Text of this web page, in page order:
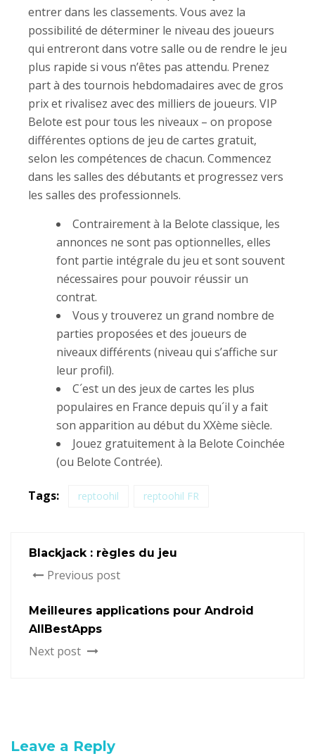
entrer dans les classements. Vous avez la
possibilité de déterminer le niveau des joueurs
qui entreront dans votre salle ou de rendre le jeu
plus rapide si vous n’êtes pas attendu. Prenez
part à des tournois hebdomadaires avec de gros
prix et rivalisez avec des milliers de joueurs. VIP
Belote est pour tous les niveaux – on propose
différentes options de jeu de cartes gratuit,
selon les compétences de chacun. Commencez
dans les salles des débutants et progressez vers
les salles des professionnels.
Contrairement à la Belote classique, les
annonces ne sont pas optionnelles, elles
font partie intégrale du jeu et sont souvent
nécessaires pour pouvoir réussir un
contrat.
Vous y trouverez un grand nombre de
parties proposées et des joueurs de
niveaux différents (niveau qui s’affiche sur
leur profil).
C´est un des jeux de cartes les plus
populaires en France depuis qu´il y a fait
son apparition au début du XXème siècle.
Jouez gratuitement à la Belote Coinchée
(ou Belote Contrée).
Tags: reptoohil reptoohil FR
Blackjack : règles du jeu
Previous post
Meilleures applications pour Android
AllBestApps
Next post
Leave a Reply